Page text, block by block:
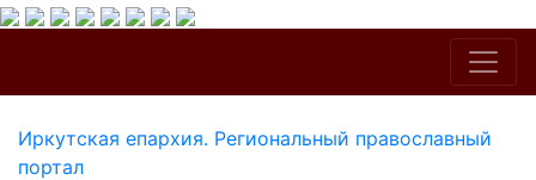
Иркутская епархия. Региональный православный
портал